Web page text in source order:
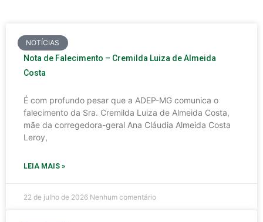
NOTÍCIAS
Nota de Falecimento – Cremilda Luiza de Almeida
Costa
É com profundo pesar que a ADEP-MG comunica o
falecimento da Sra. Cremilda Luiza de Almeida Costa,
mãe da corregedora-geral Ana Cláudia Almeida Costa
Leroy,
LEIA MAIS »
22 de julho de 2026 Nenhum comentário